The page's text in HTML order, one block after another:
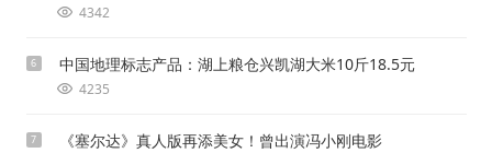
4342
6 中国地理标志产品：湖上粮仓兴凯湖大米10斤18.5元
4235
7 《塞尔达》真人版再添美女！曾出演冯小刚电影